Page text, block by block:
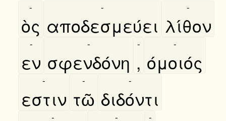
ὸς
-
αποδεσμεύει
-
λίθον
-
εν
-
σφενδόνη
-
,
-
όμοιός
-
εστιν
-
τῶ
-
διδόντι
-
- - -